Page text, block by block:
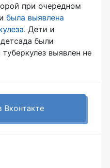
при очередном
была выявлена
. Дети и
были
выявлен не
Вконтакте